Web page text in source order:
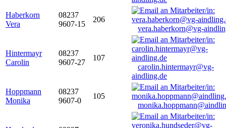
Haberkorn
Vera
08237
9607-15
206
vera.haberkorn@vg-
Hintermayr
Carolin
08237
9607-27
107
carolin.hintermayr@vg-
aindling.de
Hoppmann
Monika
08237
9607-0
105